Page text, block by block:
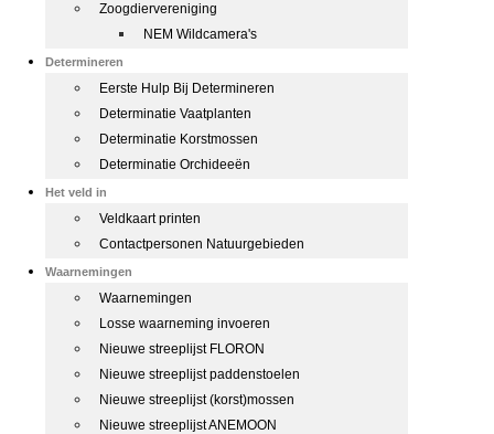
Zoogdiervereniging
NEM Wildcamera's
Determineren
Eerste Hulp Bij Determineren
Determinatie Vaatplanten
Determinatie Korstmossen
Determinatie Orchideeën
Het veld in
Veldkaart printen
Contactpersonen Natuurgebieden
Waarnemingen
Waarnemingen
Losse waarneming invoeren
Nieuwe streeplijst FLORON
Nieuwe streeplijst paddenstoelen
Nieuwe streeplijst (korst)mossen
Nieuwe streeplijst ANEMOON